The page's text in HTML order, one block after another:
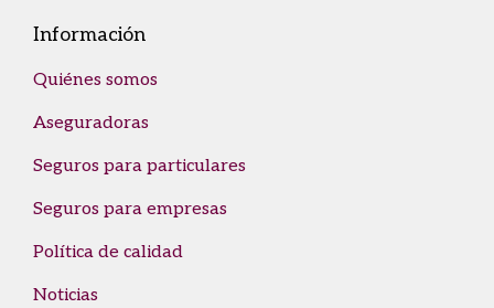
Información
Quiénes somos
Aseguradoras
Seguros para particulares
Seguros para empresas
Política de calidad
Noticias